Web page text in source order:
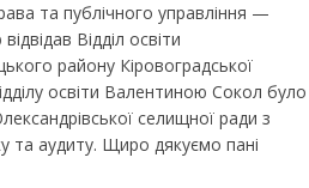
та публічного управління —
Відділ освіти
району Кіровоградської
освіти Валентиною Сокол було
селищної ради з
та аудиту. Щиро дякуємо пані